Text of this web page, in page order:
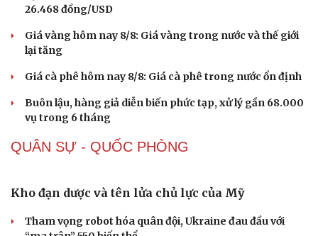
Sức khỏe
Dinh dưỡng - món ngon
Sản phụ khoa
Nhi khoa
Nam khoa
Làm đẹp - giảm cân
Phòng mạch online
Ăn sạch sống khỏe
Đời sống
Tình yêu - Gia đình
Giá xăng dầu hôm nay 8/8: Giá dầu giảm khi có tín
hiệu mở lại eo biển Hormuz
Tỷ giá USD hôm nay 8/8: Giá bán USD hạ xuống còn
Giá vàng hôm nay 8/8: Giá vàng trong nước và thế giới
lại tăng
Giá cà phê hôm nay 8/8: Giá cà phê trong nước ổn định